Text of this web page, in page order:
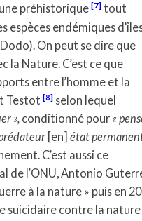
préhistorique [7] tout
espèces endémiques
On peut se dire que
la Nature. C’est ce que
entre l’homme et la
Testot [8] selon lequel
», conditionné pour «
[en] état
C’est aussi ce
de l’ONU, Antonio
à la nature » puis en
suicidaire contre la nature